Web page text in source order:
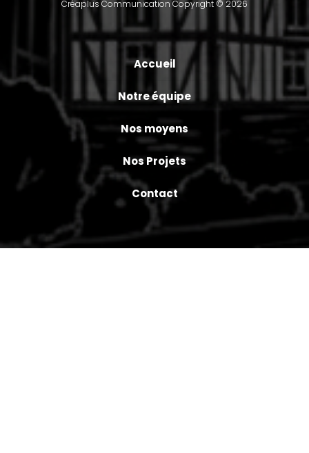
Créaplus Communication Copyright © 2026
Accueil
Notre équipe
Nos moyens
Nos Projets
Contact